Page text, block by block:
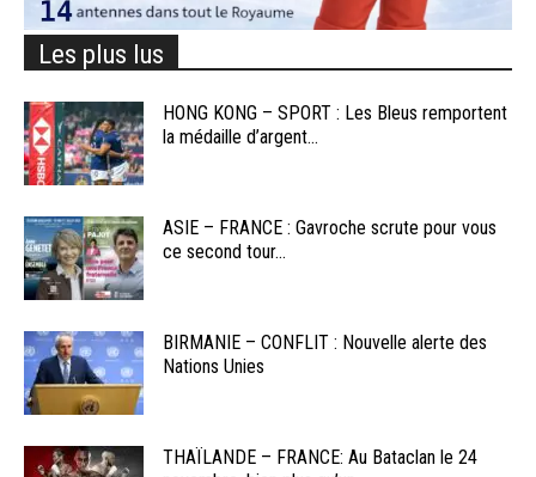
Les plus lus
HONG KONG – SPORT : Les Bleus remportent
la médaille d’argent...
ASIE – FRANCE : Gavroche scrute pour vous
ce second tour...
BIRMANIE – CONFLIT : Nouvelle alerte des
Nations Unies
THAÏLANDE – FRANCE: Au Bataclan le 24